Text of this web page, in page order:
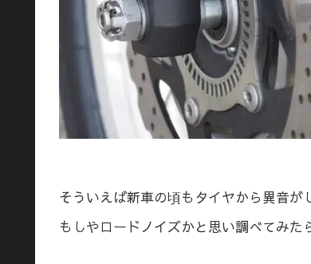
そういえば新車の頃もタイヤから異音が
もしやロードノイズかと思い調べてみた